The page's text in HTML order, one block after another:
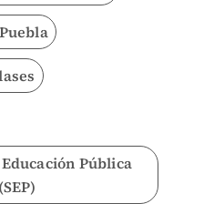
Pública
(SEP)